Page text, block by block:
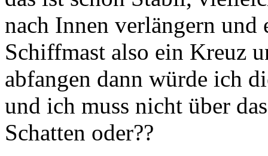
nach Innen verlängern
Schiffmast also ein Kreuz
abfangen dann würde ich
und ich muss nicht über
Schatten oder??